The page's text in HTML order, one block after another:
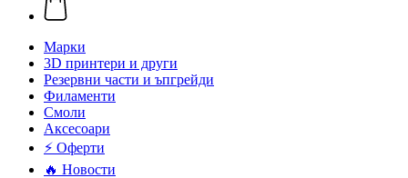
Mарки
3D принтери и други
Резервни части и ъпгрейди
Филаменти
Смоли
Аксесоари
⚡ Оферти
🔥 Новости